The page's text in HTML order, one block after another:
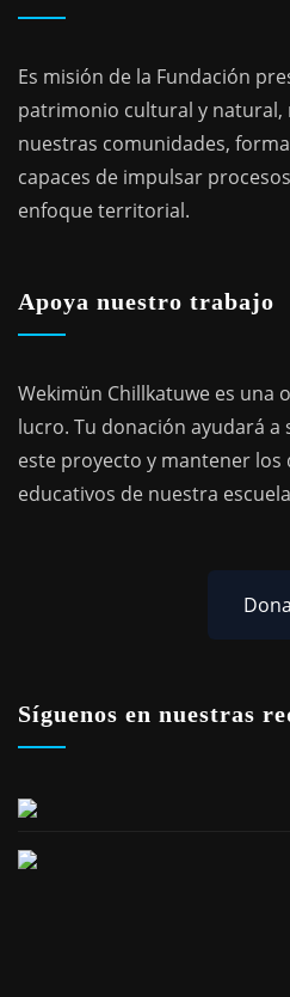
Es misión de la Fundación
patrimonio cultural y
nuestras comunidades,
capaces de impulsar
enfoque territorial.
Apoya nuestro trabajo
Wekimün Chillkatuwe es una
lucro. Tu donación ayudará
este proyecto y mantener los
educativos de nuestra
Dona
Síguenos en nuestras